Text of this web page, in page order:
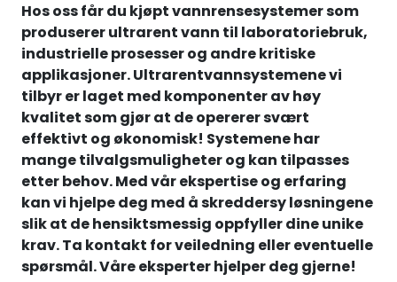
Hos oss får du kjøpt vannrensesystemer som
produserer ultrarent vann til laboratoriebruk,
industrielle prosesser og andre kritiske
applikasjoner. Ultrarentvannsystemene vi
tilbyr er laget med komponenter av høy
kvalitet som gjør at de opererer svært
effektivt og økonomisk! Systemene har
mange tilvalgsmuligheter og kan tilpasses
etter behov. Med vår ekspertise og erfaring
kan vi hjelpe deg med å skreddersy løsningene
slik at de hensiktsmessig oppfyller dine unike
krav. Ta kontakt for veiledning eller eventuelle
spørsmål. Våre eksperter hjelper deg gjerne!
VANNRENSESYSTEM
UV-SYSTEM
RO EDI
VANNKJØLERE
CLAGE VANNVARMERE
HUS OG HYTTE